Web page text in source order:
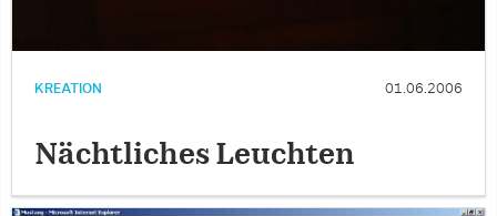
KREATION 01.06.2006
Nächtliches Leuchten